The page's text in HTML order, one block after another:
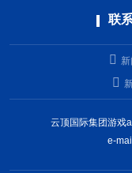
联
云顶国际集团游戏
e-